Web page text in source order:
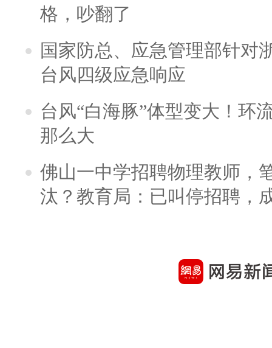
格，吵翻了
国家防总、应急管理部针对
台风四级应急响应
台风“白海豚”体型变大！环
那么大
佛山一中学招聘物理教师，
汰？教育局：已叫停招聘，